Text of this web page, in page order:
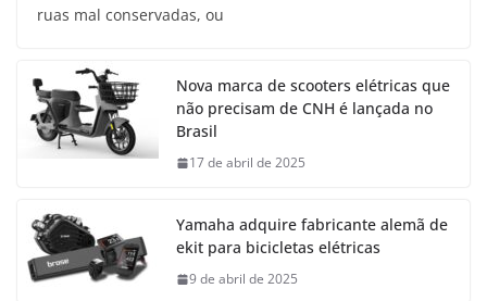
ruas mal conservadas, ou
Nova marca de scooters elétricas que
não precisam de CNH é lançada no
Brasil
17 de abril de 2025
Yamaha adquire fabricante alemã de
ekit para bicicletas elétricas
9 de abril de 2025